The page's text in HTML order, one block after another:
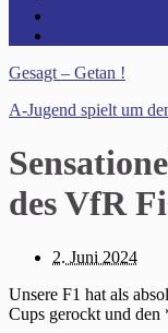
Gesagt – Getan !
A-Jugend spielt um
des VfR
2. Juni 2024
Unsere F1 hat als
Cups gerockt und